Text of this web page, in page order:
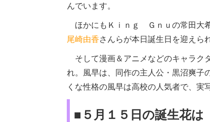
んでいます。
ほかにもＫｉｎｇ Ｇｎｕの常田大希
尾崎由香さんらが本日誕生日を迎えら
そして漫画＆アニメなどのキャラク
れ。風早は、同作の主人公・黒沼爽子
くな性格の風早は高校の人気者で、実
■５月１５日の誕生花は